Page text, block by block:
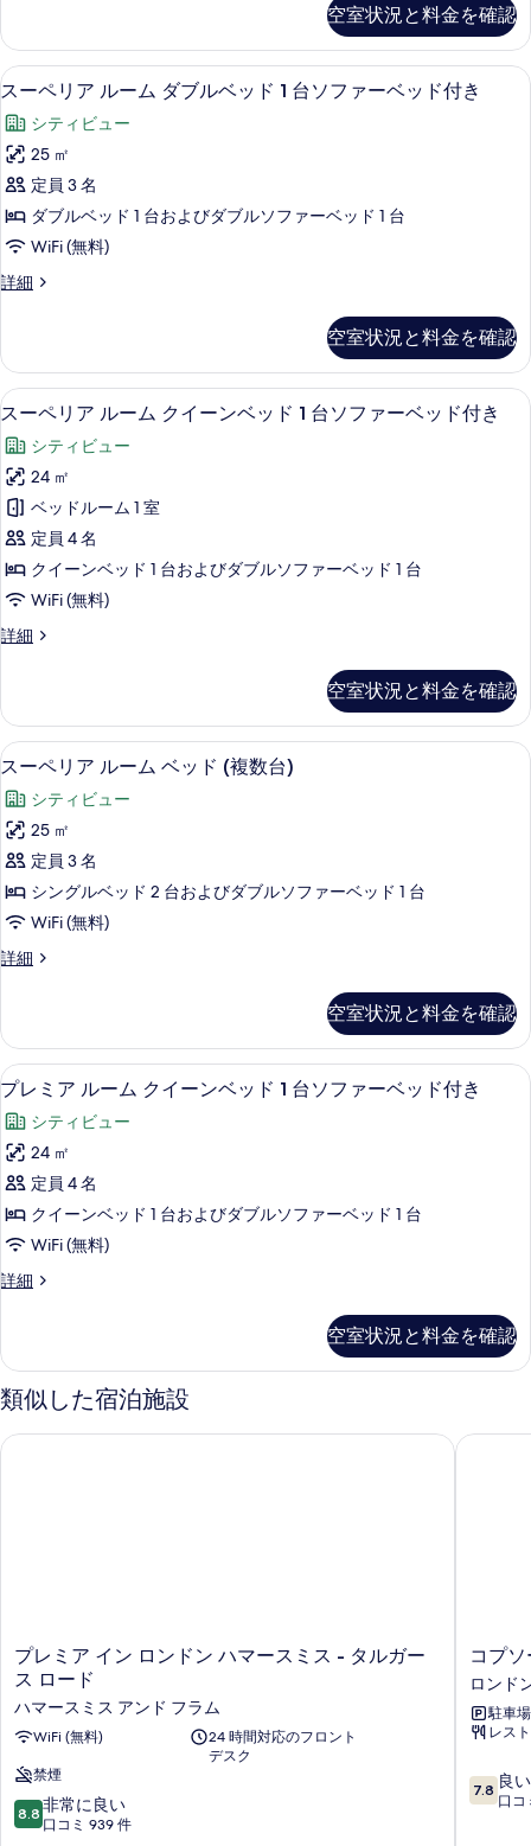
真
を
表
示
す
る
の
写
真
を
表
示
す
る
ク
イ
ー
ン
ベ
ッ
ド
台
ァ
ー
ベ
ッ
ド
付
き
の
す
の
写
真
を
表
示
す
る
テ
ィ
ブ
ー
ム
ク
イ
ー
ン
ベ
ッ
ソ
フ
ァ
ー
ベ
ッ
ド
付
き
詳
細
空室状況と料金を確認
ス
ー
ペ
リ
ア
ル
ム
ブ
ル
ベ
ッ
ド
台
ソ
フ
ァ
ッ
ド
付
き
の
す
べ
て
の
真
を
表
示
す
る
セーフティボックス (室内)、デスク
9
スーペリア ルーム ダブルベッド 1 台ソファーベッド付き
シティビュー
25 ㎡
定員 3 名
ダブルベッド 1 台およびダブルソファーベッド 1 台
WiFi (無料)
詳細
ス
ア
ル
ー
ダ
ブ
ル
ベ
ッ
ド
台
ソ
フ
ベ
ッ
ド
付
き
の
詳
細
空室状況と料金を確認
ス
ー
ペ
リ
ア
ル
ー
ク
ー
ン
ベ
ッ
ド
1
台
ソ
フ
ベ
ッ
ド
付
き
の
す
べ
て
写
真
を
表
セーフティボックス (室内)、デスク
9
スーペリア ルーム クイーンベッド 1 台ソファーベッド付き
シティビュー
24 ㎡
ベッドルーム 1 室
定員 4 名
クイーンベッド 1 台およびダブルソファーベッド 1 台
WiFi (無料)
詳細
ス
ア
ル
ー
ク
イ
ー
ン
ベ
ッ
ド
1
ァ
ー
ベ
ッ
ド
付
き
の
詳
空室状況と料金を確認
ス
ー
ペ
リ
ア
ル
ム
ッ
ド
(複
数
台)
の
す
べ
て
真
を
表
スーペリア ルーム ベッド (複数台) |
8
スーペリア ルーム ベッド (複数台)
シティビュー
25 ㎡
定員 3 名
シングルベッド 2 台およびダブルソファーベッド 1 台
WiFi (無料)
詳細
ス
ア
ル
ー
ベ
ッ
ド
(複
数
台)
の
詳
空室状況と料金を確認
プ
レ
ミ
ア
ル
ー
ク
ー
ン
ベ
ッ
ー
ベ
ッ
付
き
プレミア ルーム クイーンベッド 1
7
プレミア ルーム クイーンベッド 1 台ソファーベッド付き
シティビュー
24 ㎡
定員 4 名
クイーンベッド 1 台およびダブルソファーベッド 1 台
WiFi (無料)
詳細
プ
ル
ー
ム
イ
ベ
詳
空室状況と料金を確認
類似した宿泊施設
プ
レ
ア
イ
ロ
ン
ド
プレミア イン ロンドン ハマースミス - タルガー
ス ロード
ハマースミス アンド フラム
WiFi (無料)
24 時間対応のフロント
デスク
禁煙
10
段
8.8 非常に良い
口コミ 939 件
プレミア イン ロンドン ハマースミス - タルガース ロード
コ
ソ
ー
ン
ラ
ホ
コプ
ロンド
駐車
レス
10
段
7.8 良い
口コ
コプソ